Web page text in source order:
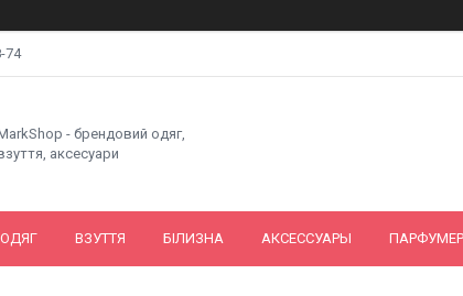
74
- брендовий одяг,
аксесуари
ОДЯГ ВЗУТТЯ БІЛИЗНА АКСЕССУАРЫ